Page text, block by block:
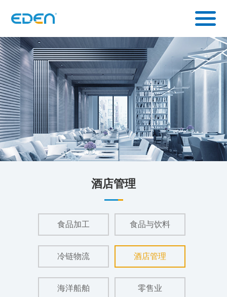
酒店管理
食品加工 食品与饮料
冷链物流 酒店管理
海洋船舶 零售业